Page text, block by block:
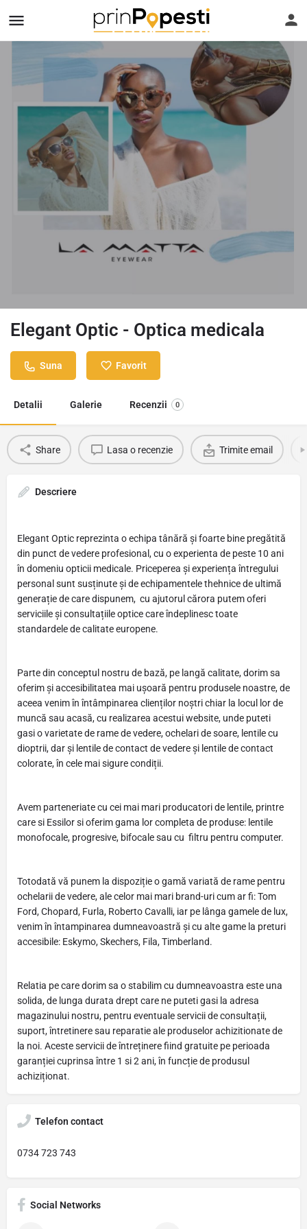
Elegant Optic - Optica medicala
Suna Favorit
Detalii Galerie Recenzii 0
Share Lasa o recenzie Trimite email
Descriere
Elegant Optic reprezinta o echipa tânără și foarte bine pregătită
din punct de vedere profesional, cu o experienta de peste 10 ani
în domeniu opticii medicale. Priceperea și experiența întregului
personal sunt susținute și de echipamentele thehnice de ultimă
generație de care dispunem, cu ajutorul cărora putem oferi
serviciile și consultațiile optice care îndeplinesc toate
standardele de calitate europene.
Parte din conceptul nostru de bază, pe langă calitate, dorim sa
oferim și accesibilitatea mai ușoară pentru produsele noastre, de
aceea venim în întâmpinarea clienților noștri chiar la locul lor de
muncă sau acasă, cu realizarea acestui website, unde puteti
gasi o varietate de rame de vedere, ochelari de soare, lentile cu
dioptrii, dar și lentile de contact de vedere și lentile de contact
colorate, în cele mai sigure condiții.
Avem parteneriate cu cei mai mari producatori de lentile, printre
care si Essilor si oferim gama lor completa de produse: lentile
monofocale, progresive, bifocale sau cu filtru pentru computer.
Totodată vă punem la dispoziție o gamă variată de rame pentru
ochelarii de vedere, ale celor mai mari brand-uri cum ar fi: Tom
Ford, Chopard, Furla, Roberto Cavalli, iar pe lânga gamele de lux,
venim în întampinarea dumneavoastră și cu alte game la preturi
accesibile: Eskymo, Skechers, Fila, Timberland.
Relatia pe care dorim sa o stabilim cu dumneavoastra este una
solida, de lunga durata drept care ne puteti gasi la adresa
magazinului nostru, pentru eventuale servicii de consultații,
suport, întretinere sau reparatie ale produselor achizitionate de
la noi. Aceste servicii de întreținere fiind gratuite pe perioada
garanției cuprinsa între 1 si 2 ani, în funcție de produsul
achiziționat.
Telefon contact
0734 723 743
Social Networks